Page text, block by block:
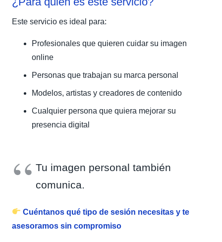
Este servicio es ideal para:
Profesionales que quieren cuidar su imagen
online
Personas que trabajan su marca personal
Modelos, artistas y creadores de contenido
Cualquier persona que quiera mejorar su
presencia digital
Tu imagen personal también
comunica.
Cuéntanos qué tipo de sesión necesitas y te
asesoramos sin compromiso